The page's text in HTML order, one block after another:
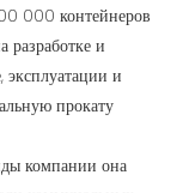
000 контейнеров
разработке и
эксплуатации и
прокату
компании она